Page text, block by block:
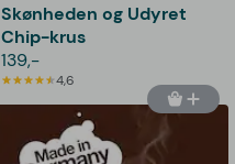
Skønheden og Udyret
Chip-krus
139,-
4,6